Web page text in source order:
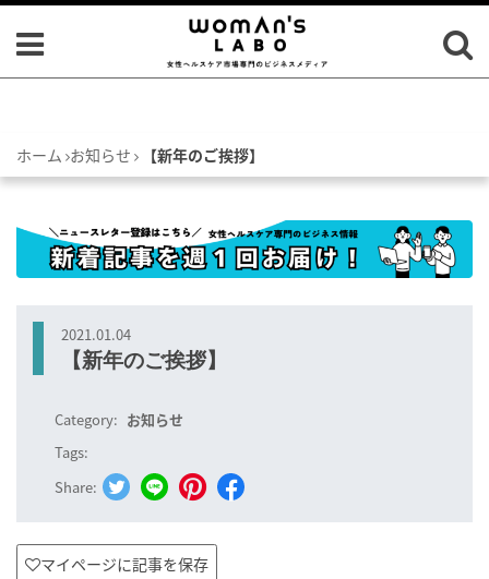
ホーム お知らせ 【新年のご挨拶】
2021.01.04
【新年のご挨拶】
Category: お知らせ
Tags:
Share:
マイページに記事を保存